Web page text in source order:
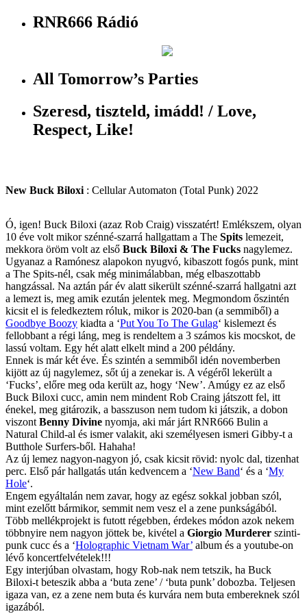
RNR666 Rádió
All Tomorrow’s Parties
Szeresd, tiszteld, imádd! / Love,
Respect, Like!
New Buck Biloxi : Cellular Automaton (Total Punk) 2022
Ó, igen! Buck Biloxi (azaz Rob Craig) visszatért! Emlékszem, olyan
10 éve volt mikor szénné-szarrá hallgattam a The Spits lemezeit,
mekkora öröm volt az első Buck Biloxi & The Fucks nagylemez.
Ugyanaz a Ramónesz alapokon nyugvó, kibaszott fogós punk, mint
a The Spits-nél, csak még minimálabban, még elbaszottabb
hangzással. Na aztán pár év alatt sikerült szénné-szarrá hallgatni azt
a lemezt is, meg amik ezután jelentek meg. Megmondom őszintén
kicsit el is feledkeztem róluk, mikor is 2020-ban (a semmiből) a
Goodbye Boozy kiadta a ‘Put You To The Gulag‘ kislemezt és
fellobbant a régi láng, meg is rendeltem a 3 számos kis mocskot, de
lassú voltam. Egy hét alatt elkelt mind a 200 példány.
Ennek is már két éve. És szintén a semmiből idén novemberben
kijött az új nagylemez, sőt új a zenekar is. A végéről lekerült a
‘Fucks’, előre meg oda került az, hogy ‘New’. Amúgy ez az első
Buck Biloxi cucc, amin nem mindent Rob Craing játszott fel, itt
énekel, meg gitározik, a basszuson nem tudom ki játszik, a dobon
viszont Benny Divine nyomja, aki már járt RNR666 Bulin a
Natural Child-al és ismer valakit, aki személyesen ismeri Gibby-t a
Butthole Surfers-ből. Hahaha!
Az új lemez nagyon-nagyon jó, csak kicsit rövid: nyolc dal, tizenhat
perc. Első pár hallgatás után kedvencem a ‘New Band‘ és a ‘My
Hole‘.
Engem egyáltalán nem zavar, hogy az egész sokkal jobban szól,
mint ezelőtt bármikor, semmit nem vesz el a zene punkságából.
Több mellékprojekt is futott régebben, érdekes módon azok nekem
többnyire nem nagyon jöttek be, kivétel a Giorgio Murderer szinti-
punk cucc és a ‘Holographic Vietnam War’ album és a youtube-on
lévő koncertfelvételek!!!
Egy interjúban olvastam, hogy Rob-nak nem tetszik, ha Buck
Biloxi-t beteszik abba a ‘buta zene’ / ‘buta punk’ dobozba. Teljesen
igaza van, ez a zene nem buta és kurvára nem buta embereknek szól
igazából.